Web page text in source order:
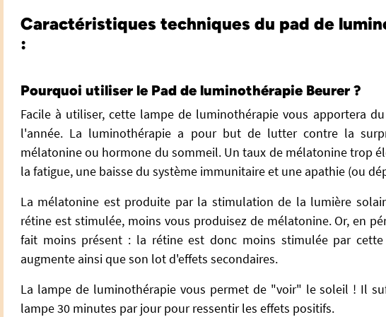
Caractéristiques techniques du pad de
:
Pourquoi utiliser le Pad de luminothérapie Beurer ?
Facile à utiliser, cette lampe de luminothérapie vous apportera
l'année. La luminothérapie a pour but de lutter contre la
mélatonine ou hormone du sommeil. Un taux de mélatonine trop
la fatigue, une baisse du système immunitaire et une apathie (ou
La mélatonine est produite par la stimulation de la lumière
rétine est stimulée, moins vous produisez de mélatonine. Or, en
fait moins présent : la rétine est donc moins stimulée par
augmente ainsi que son lot d'effets secondaires.
La lampe de luminothérapie vous permet de "voir" le soleil ! Il
lampe 30 minutes par jour pour ressentir les effets positifs.